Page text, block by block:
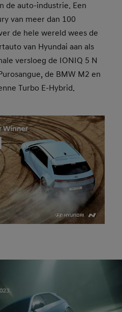
de auto-industrie. Een
van meer dan 100
de hele wereld wees de
van Hyundai aan als
versloeg de IONIQ 5 N
de BMW M2 en
Turbo E-Hybrid.